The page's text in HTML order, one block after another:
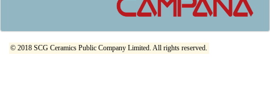
© 2018 SCG Ceramics Public Company Limited. All rights reserved.